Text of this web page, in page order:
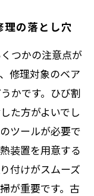
の落とし穴
つかの注意点が
修理対象のベア
かです。ひび割
た方がよいでし
ツールが必要で
装置を用意する
付けがスムーズ
が重要です。古